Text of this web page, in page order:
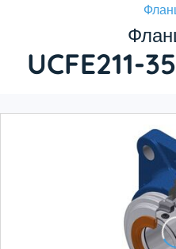
UCFE211-